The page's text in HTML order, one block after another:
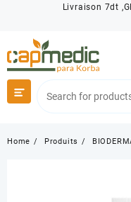
Livraison 7dt
Home Produits